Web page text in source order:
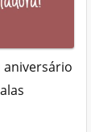
aniversário